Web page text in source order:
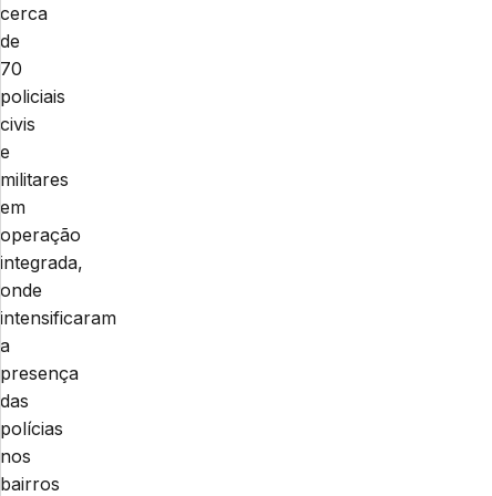
cerca
de
70
policiais
civis
e
militares
em
operação
integrada,
onde
intensificaram
a
presença
das
polícias
nos
bairros